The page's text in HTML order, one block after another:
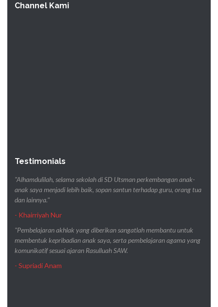
Channel Kami
Testimonials
"Alhamdulilah, selama sekolah di SD Utsman perkembangan anak-
anak saya menjadi lebih baik, sopan santun terhadap guru, orang tua
dan lainnya."
- Khairriyah Nur
"Pembelajaran akhlak yang diberikan sangatlah membantu untuk
membentuk kepribadian anak saya, serta pembelajaran agama yang
komunikatif sesuai ajaran Rasulluah SAW.
- Supriadi Anam